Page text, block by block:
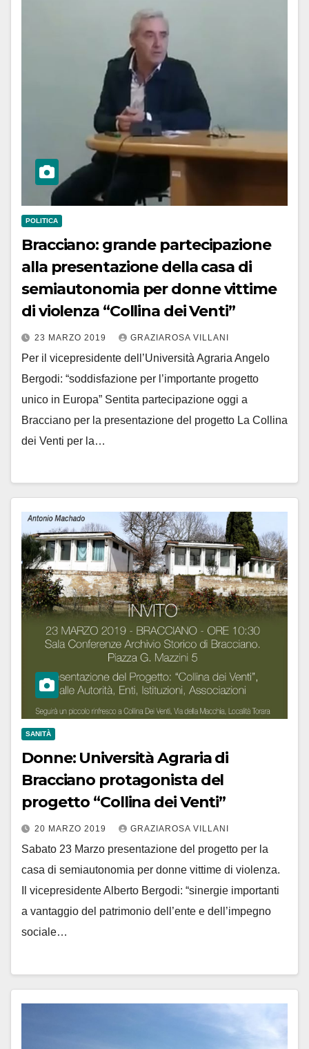
POLITICA
Bracciano: grande partecipazione
alla presentazione della casa di
semiautonomia per donne vittime
di violenza “Collina dei Venti”
23 MARZO 2019 GRAZIAROSA VILLANI
Per il vicepresidente dell’Università Agraria Angelo
Bergodi: “soddisfazione per l’importante progetto
unico in Europa” Sentita partecipazione oggi a
Bracciano per la presentazione del progetto La Collina
dei Venti per la…
SANITÀ
Donne: Università Agraria di
Bracciano protagonista del
progetto “Collina dei Venti”
20 MARZO 2019 GRAZIAROSA VILLANI
Sabato 23 Marzo presentazione del progetto per la
casa di semiautonomia per donne vittime di violenza.
Il vicepresidente Alberto Bergodi: “sinergie importanti
a vantaggio del patrimonio dell’ente e dell’impegno
sociale…